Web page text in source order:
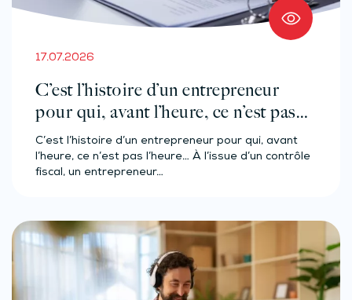
17.07.2026
C’est l’histoire d’un entrepreneur
pour qui, avant l’heure, ce n’est pas
l’heure…
C’est l’histoire d’un entrepreneur pour qui, avant
l’heure, ce n’est pas l’heure… À l’issue d’un contrôle
fiscal, un entrepreneur…